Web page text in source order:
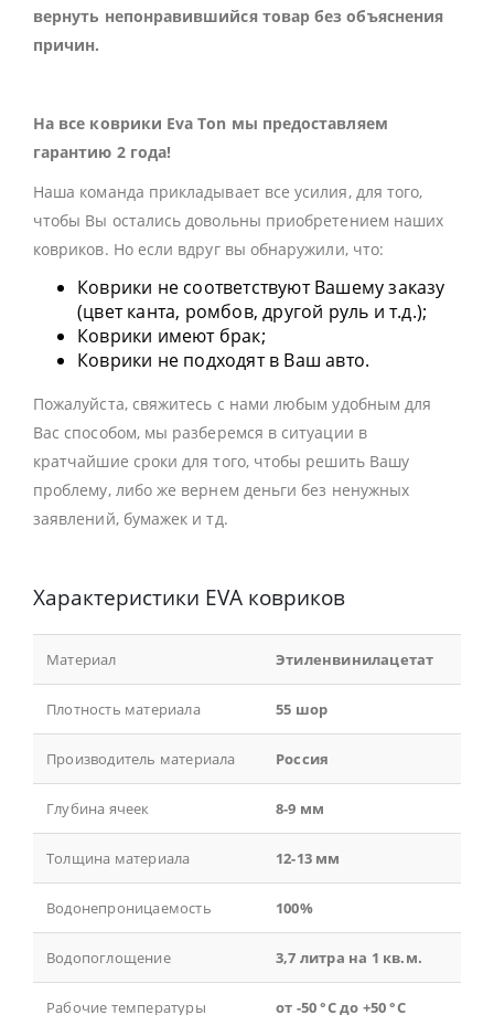
вернуть непонравившийся товар без объяснения
причин.
На все коврики Eva Ton мы предоставляем
гарантию 2 года!
Наша команда прикладывает все усилия, для того,
чтобы Вы остались довольны приобретением наших
ковриков. Но если вдруг вы обнаружили, что:
Коврики не соответствуют Вашему заказу
(цвет канта, ромбов, другой руль и т.д.);
Коврики имеют брак;
Коврики не подходят в Ваш авто.
Пожалуйста, свяжитесь с нами любым удобным для
Вас способом, мы разберемся в ситуации в
кратчайшие сроки для того, чтобы решить Вашу
проблему, либо же вернем деньги без ненужных
заявлений, бумажек и тд.
Характеристики EVA ковриков
Материал Этиленвинилацетат
Плотность материала 55 шор
Производитель материала Россия
Глубина ячеек 8-9 мм
Толщина материала 12-13 мм
Водонепроницаемость 100%
Водопоглощение 3,7 литра на 1 кв.м.
Рабочие температуры от -50 °С до +50 °С